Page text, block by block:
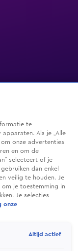
Homes
Seizoen
Wo 3 juni,
werden,
de kust
vastgoed
te
Als je „Alle
onze advertenties
en om de
selecteert of je
dan enkel
veilig te houden. Je
je toestemming in
Je selecties
onze
Altijd actief